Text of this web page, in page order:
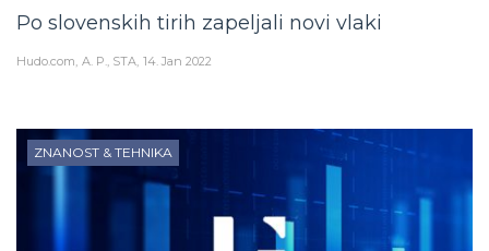
Po slovenskih tirih zapeljali novi vlaki
Hudo.com A. P., STA 14. Jan 2022
ZNANOST & TEHNIKA